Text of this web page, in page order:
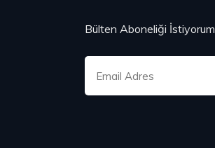
Bülten Aboneliği İstiyorum